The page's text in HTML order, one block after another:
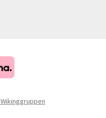
Wikinggruppen